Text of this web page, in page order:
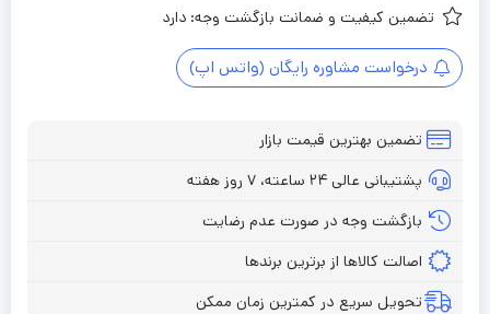
تضمین کیفیت و ضمانت بازگشت وجه: دارد
درخواست مشاوره رایگان (واتس اپ)
تضمین بهترین قیمت بازار
پشتیبانی عالی ۲۴ ساعته، ۷ روز هفته
بازگشت وجه در صورت عدم رضایت
اصالت کالاها از برترین برندها
تحویل سریع در کمترین زمان ممکن